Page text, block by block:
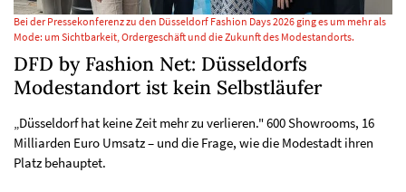
Bei der Pressekonferenz zu den Düsseldorf Fashion Days 2026 ging es um mehr als
Mode: um Sichtbarkeit, Ordergeschäft und die Zukunft des Modestandorts.
DFD by Fashion Net: Düsseldorfs
Modestandort ist kein Selbstläufer
„Düsseldorf hat keine Zeit mehr zu verlieren." 600 Showrooms, 16
Milliarden Euro Umsatz – und die Frage, wie die Modestadt ihren
Platz behauptet.